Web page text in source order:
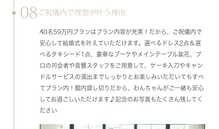
08 ご祝儀内で理想が叶う理由
40名59万円プランはプラン内容が充実！だから、ご祝儀内で
安心して結婚式を叶えていただけます。選べるドレス2点＆選
べるタキシード1点、豪華なブーケやメインテーブル装花、プ
ロの司会者や音響スタッフをご用意して、ケーキ入刀やキャン
ドルサービスの演出までしっかりとお楽しみいただいてもすべ
てプラン内！館内貸し切りだから、わんちゃんがご一緒も安心
してお過ごしいただけます♪記念のお写真もたくさん残してく
ださい